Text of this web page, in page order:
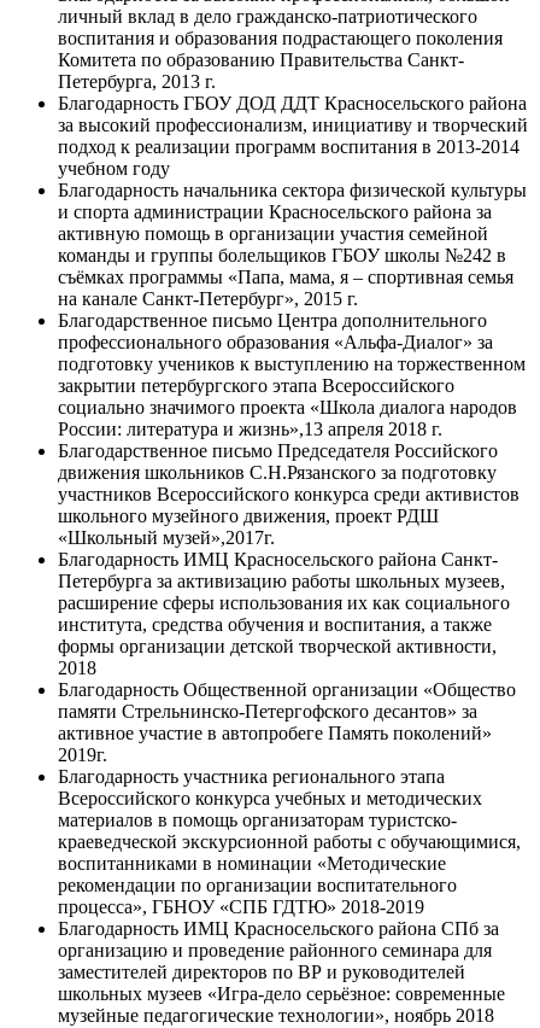
личный вклад в дело гражданско-патриотического
воспитания и образования подрастающего поколения
Комитета по образованию Правительства Санкт-
Петербурга, 2013 г.
Благодарность ГБОУ ДОД ДДТ Красносельского района
за высокий профессионализм, инициативу и творческий
подход к реализации программ воспитания в 2013-2014
учебном году
Благодарность начальника сектора физической культуры
и спорта администрации Красносельского района за
активную помощь в организации участия семейной
команды и группы болельщиков ГБОУ школы №242 в
съёмках программы «Папа, мама, я – спортивная семья
на канале Санкт-Петербург», 2015 г.
Благодарственное письмо Центра дополнительного
профессионального образования «Альфа-Диалог» за
подготовку учеников к выступлению на торжественном
закрытии петербургского этапа Всероссийского
социально значимого проекта «Школа диалога народов
России: литература и жизнь»,13 апреля 2018 г.
Благодарственное письмо Председателя Российского
движения школьников С.Н.Рязанского за подготовку
участников Всероссийского конкурса среди активистов
школьного музейного движения, проект РДШ
«Школьный музей»,2017г.
Благодарность ИМЦ Красносельского района Санкт-
Петербурга за активизацию работы школьных музеев,
расширение сферы использования их как социального
института, средства обучения и воспитания, а также
формы организации детской творческой активности,
2018
Благодарность Общественной организации «Общество
памяти Стрельнинско-Петергофского десантов» за
активное участие в автопробеге Память поколений»
2019г.
Благодарность участника регионального этапа
Всероссийского конкурса учебных и методических
материалов в помощь организаторам туристско-
краеведческой экскурсионной работы с обучающимися,
воспитанниками в номинации «Методические
рекомендации по организации воспитательного
процесса», ГБНОУ «СПБ ГДТЮ» 2018-2019
Благодарность ИМЦ Красносельского района СПб за
организацию и проведение районного семинара для
заместителей директоров по ВР и руководителей
школьных музеев «Игра-дело серьёзное: современные
музейные педагогические технологии», ноябрь 2018